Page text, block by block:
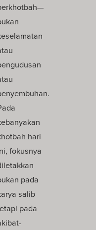
hari
fokusnya
pada
salib
pada